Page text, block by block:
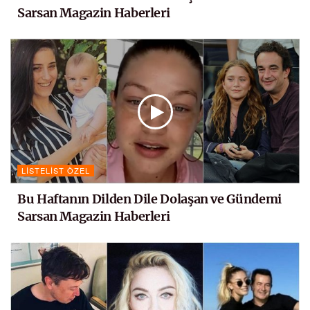
Sarsan Magazin Haberleri
LISTELIST ÖZEL
Bu Haftanın Dilden Dile Dolaşan ve Gündemi
Sarsan Magazin Haberleri